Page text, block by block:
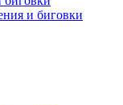
и биговки